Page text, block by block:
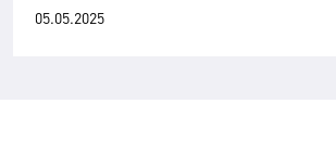
05.05.2025